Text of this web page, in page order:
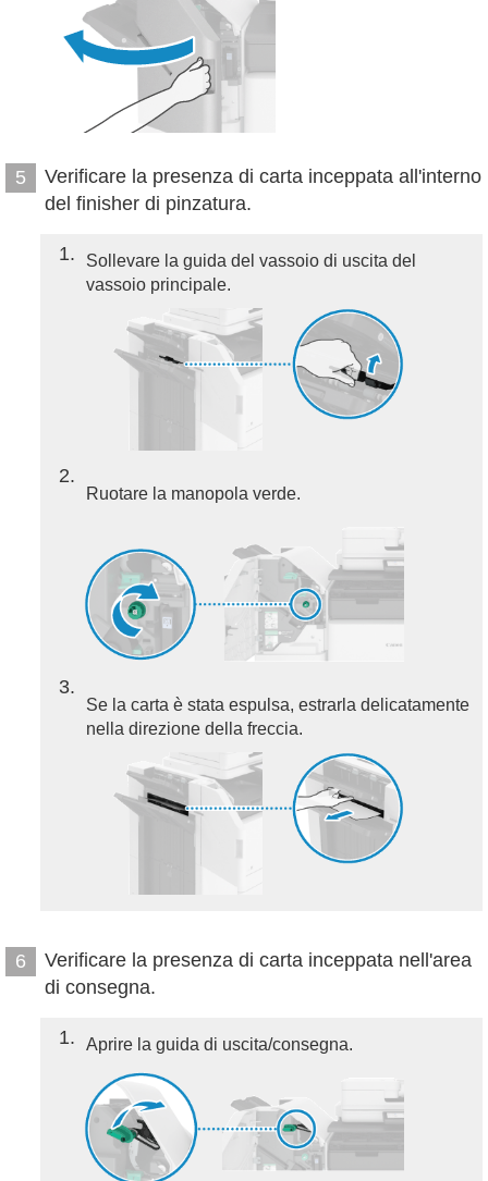
5
Verificare la presenza di carta inceppata all'interno
del finisher di pinzatura.
1
Sollevare la guida del vassoio di uscita del
vassoio principale.
2
Ruotare la manopola verde.
3
Se la carta è stata espulsa, estrarla delicatamente
nella direzione della freccia.
6
Verificare la presenza di carta inceppata nell'area
di consegna.
1 Aprire la guida di uscita/consegna.